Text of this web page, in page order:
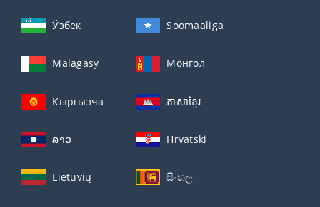
Ўзбек Soomaaliga
Malagasy Монгол
Кыргызча ភាសាខ្មែរ
ລາວ Hrvatski
Lietuvių සිංහල